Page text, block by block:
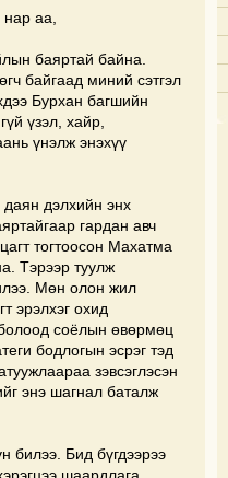
аа,
баяртай байна.
байгаад миний сэтгэл
Бурхан багшийн
үзэл, хайр,
үнэлж энэхүү
дэлхийн энх
гардан авч
тогтоосон Махатма
Тэрээр туулж
Мөн олон жил
эрэлхэг охид
соёлын өвөрмөц
бодлогын эсрэг тэд
зэвсэглэсэн
энэ шагнал баталж
билээ. Бид бүгдээрээ